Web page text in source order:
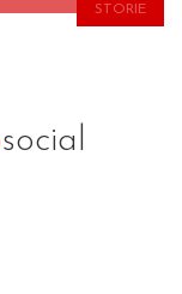
STORIE
social